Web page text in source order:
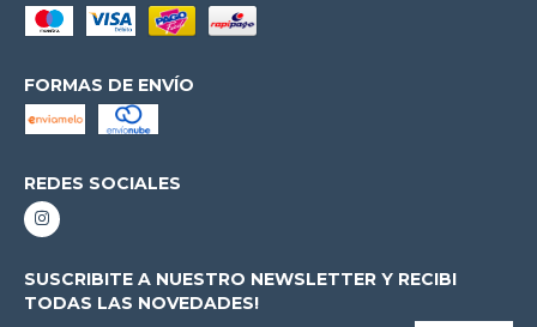
FORMAS DE ENVÍO
REDES SOCIALES
SUSCRIBITE A NUESTRO NEWSLETTER Y RECIBI
TODAS LAS NOVEDADES!